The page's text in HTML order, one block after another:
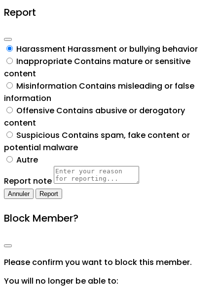
Report
Harassment Harassment or bullying behavior
Inappropriate Contains mature or sensitive
content
Misinformation Contains misleading or false
information
Offensive Contains abusive or derogatory
content
Suspicious Contains spam, fake content or
potential malware
Autre
Report note
Report
Block Member?
Please confirm you want to block this member.
You will no longer be able to: